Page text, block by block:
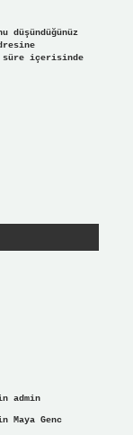
düşündüğünüz
içerisinde
admin
Maya Genc